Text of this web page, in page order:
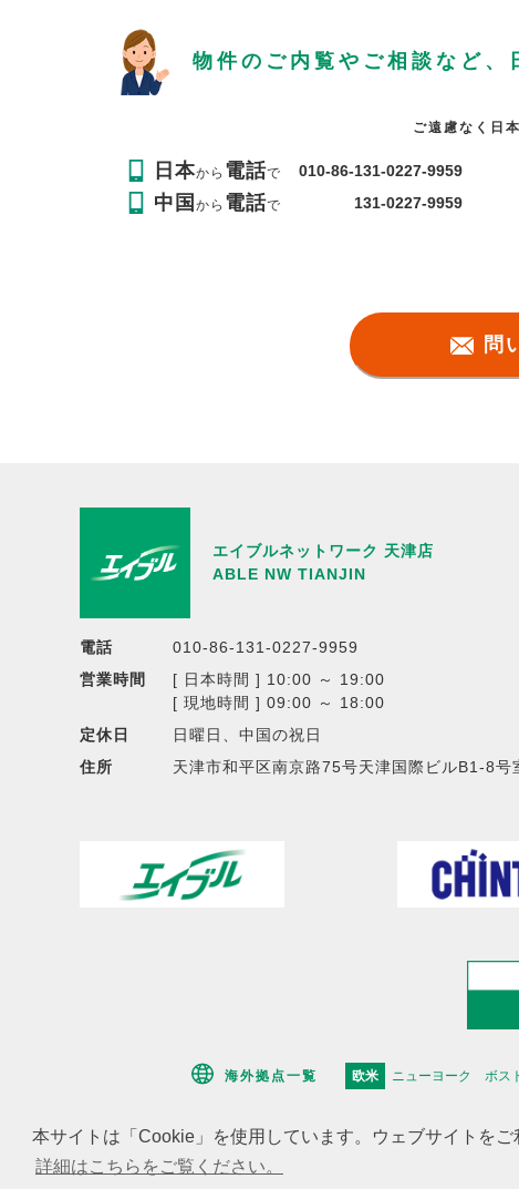
本サイトは「Cookie」を使用しています。ウェブサイトを
詳細はこちらをご覧ください。
物件のご内覧やご相談など、
ご遠慮なく日
日本から 電話で 010-86-131-0227-9959
中国から 電話で 131-0227-9959
問
エイブルネットワーク 天津店
ABLE NW TIANJIN
電話
010-86-131-0227-9959
営業時間
[ 日本時間 ] 10:00 ～ 19:00
[ 現地時間 ] 09:00 ～ 18:00
定休日
日曜日、中国の祝日
住所
天津市和平区南京路75号天津国際ビルB1-8号
海外拠点一覧 欧米 ニューヨーク ボス